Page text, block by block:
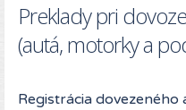
Preklady pri
(autá, motorky a
Registrácia